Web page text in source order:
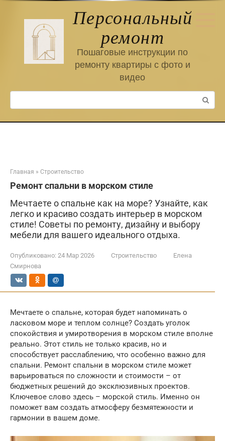
Персональный
ремонт
Пошаговые инструкции по
ремонту квартиры с фото и
видео
Поиск:
Главная » Строительство
Ремонт спальни в морском стиле
Мечтаете о спальне как на море? Узнайте, как
легко и красиво создать интерьер в морском
стиле! Советы по ремонту, дизайну и выбору
мебели для вашего идеального отдыха.
Опубликовано: 24 Мар 2026 Строительство
Елена
Смирнова
Мечтаете о спальне, которая будет напоминать о
ласковом море и теплом солнце? Создать уголок
спокойствия и умиротворения в морском стиле вполне
реально. Этот стиль не только красив, но и
способствует расслаблению, что особенно важно для
спальни. Ремонт спальни в морском стиле может
варьироваться по сложности и стоимости – от
бюджетных решений до эксклюзивных проектов.
Ключевое слово здесь – морской стиль. Именно он
поможет вам создать атмосферу безмятежности и
гармонии в вашем доме.